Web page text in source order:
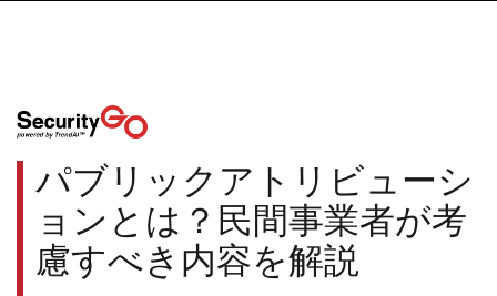
パブリックアトリビューシ
ョンとは？民間事業者が考
慮すべき内容を解説